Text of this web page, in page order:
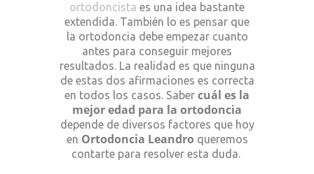
ortodoncista es una idea bastante
extendida. También lo es pensar que
la ortodoncia debe empezar cuanto
antes para conseguir mejores
resultados. La realidad es que ninguna
de estas dos afirmaciones es correcta
en todos los casos. Saber cuál es la
mejor edad para la ortodoncia
depende de diversos factores que hoy
en Ortodoncia Leandro queremos
contarte para resolver esta duda.